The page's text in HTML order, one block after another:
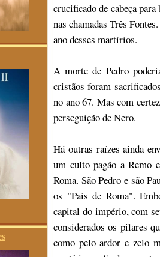
crucificado de cabeça
nas chamadas Três
ano desses martírios.
A morte de Pedro
cristãos foram
no ano 67. Mas com
perseguição de Nero.
Há outras raízes ainda
um culto pagão a Remo
Roma. São Pedro e são
os "Pais de Roma".
capital do império, com
considerados os pilares
como pelo ardor e zelo